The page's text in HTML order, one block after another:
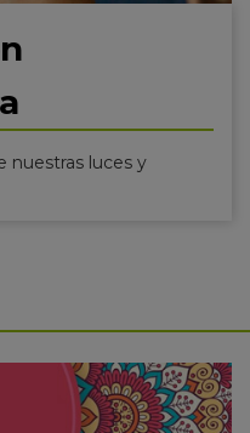
nuestras luces y